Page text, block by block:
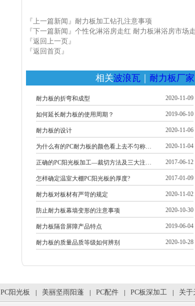
『上一篇新闻』 耐力板加工钻孔注意事项
『下一篇新闻』 个性化淋浴房走红 耐力板淋浴房市场
『返回上一页』
『返回首页』
相关波浪瓦 耐力板厂家
耐力板的折弯和成型 2020-11-09
如何延长耐力板的使用周期？ 2019-06-10
耐力板的设计 2020-11-06
为什么有的PC耐力板的颜色看上去不匀称… 2020-11-04
正确的PC阳光板加工—裁切方法及三大注… 2017-06-12
怎样确定温室大棚PC阳光板的厚度? 2017-01-09
耐力板对板材有严苛的规定 2020-11-02
防止耐力板幕墙变形的注意事项 2020-10-30
耐力板隔音屏障产品特点 2019-06-04
耐力板的质量品质等级如何辨别 2020-10-28
PC阳光板 美丽坚雨阳蓬 PC配件 PC板深加工 关于